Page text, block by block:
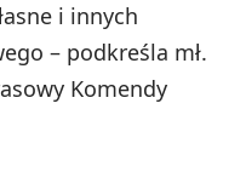
i innych
– podkreśla mł.
Komendy